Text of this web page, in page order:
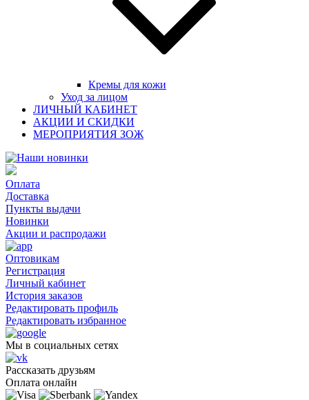
Кремы для кожи
Уход за лицом
ЛИЧНЫЙ КАБИНЕТ
АКЦИИ И СКИДКИ
МЕРОПРИЯТИЯ ЗОЖ
Оплата
Доставка
Пункты выдачи
Новинки
Акции и распродажи
Оптовикам
Регистрация
Личный кабинет
История заказов
Редактировать профиль
Редактировать избранное
Мы в социальных сетях
Рассказать друзьям
Оплата онлайн